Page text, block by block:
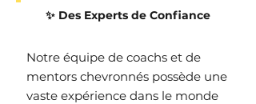
✨ Des Experts de Confiance
Notre équipe de coachs et de
mentors chevronnés possède une
vaste expérience dans le monde